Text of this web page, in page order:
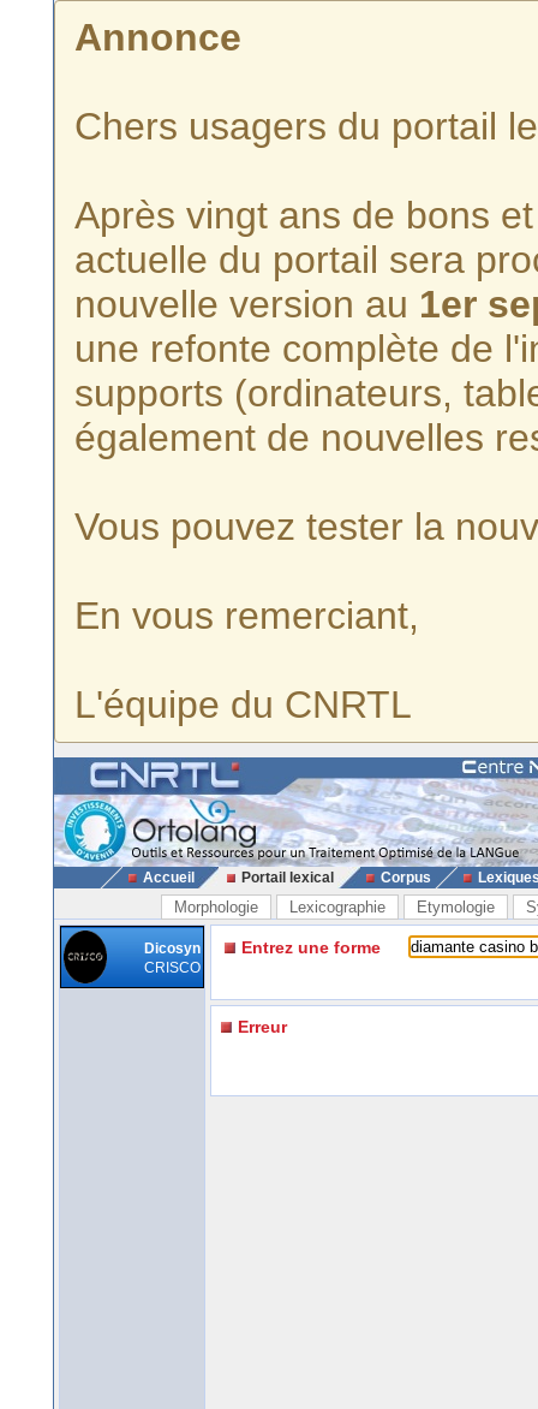
Annonce
Chers usagers du portail
Après vingt ans de bons
actuelle du portail sera
nouvelle version au 1er
une refonte complète de
supports (ordinateurs,
également de nouvelles
Vous pouvez tester la
En vous remerciant,
L'équipe du CNRTL
Accueil Portail lexical Corpus
Morphologie Lexicographie Etymologie
Dicosyn
CRISCO
Entrez une forme
Erreur